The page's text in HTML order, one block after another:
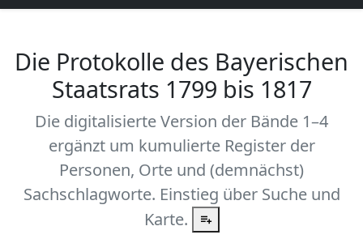
Die Protokolle des Bayerischen
Staatsrats 1799 bis 1817
Die digitalisierte Version der Bände 1–4
ergänzt um kumulierte Register der
Personen, Orte und (demnächst)
Sachschlagworte. Einstieg über Suche und
Karte.